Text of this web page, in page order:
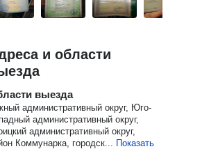
и области
выезда
административный округ, Юго-
административный округ,
административный округ,
Коммунарка, городск... Показать